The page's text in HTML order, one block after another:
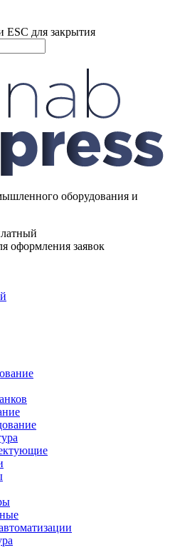
ESC для закрытия
оборудования и
оформления заявок